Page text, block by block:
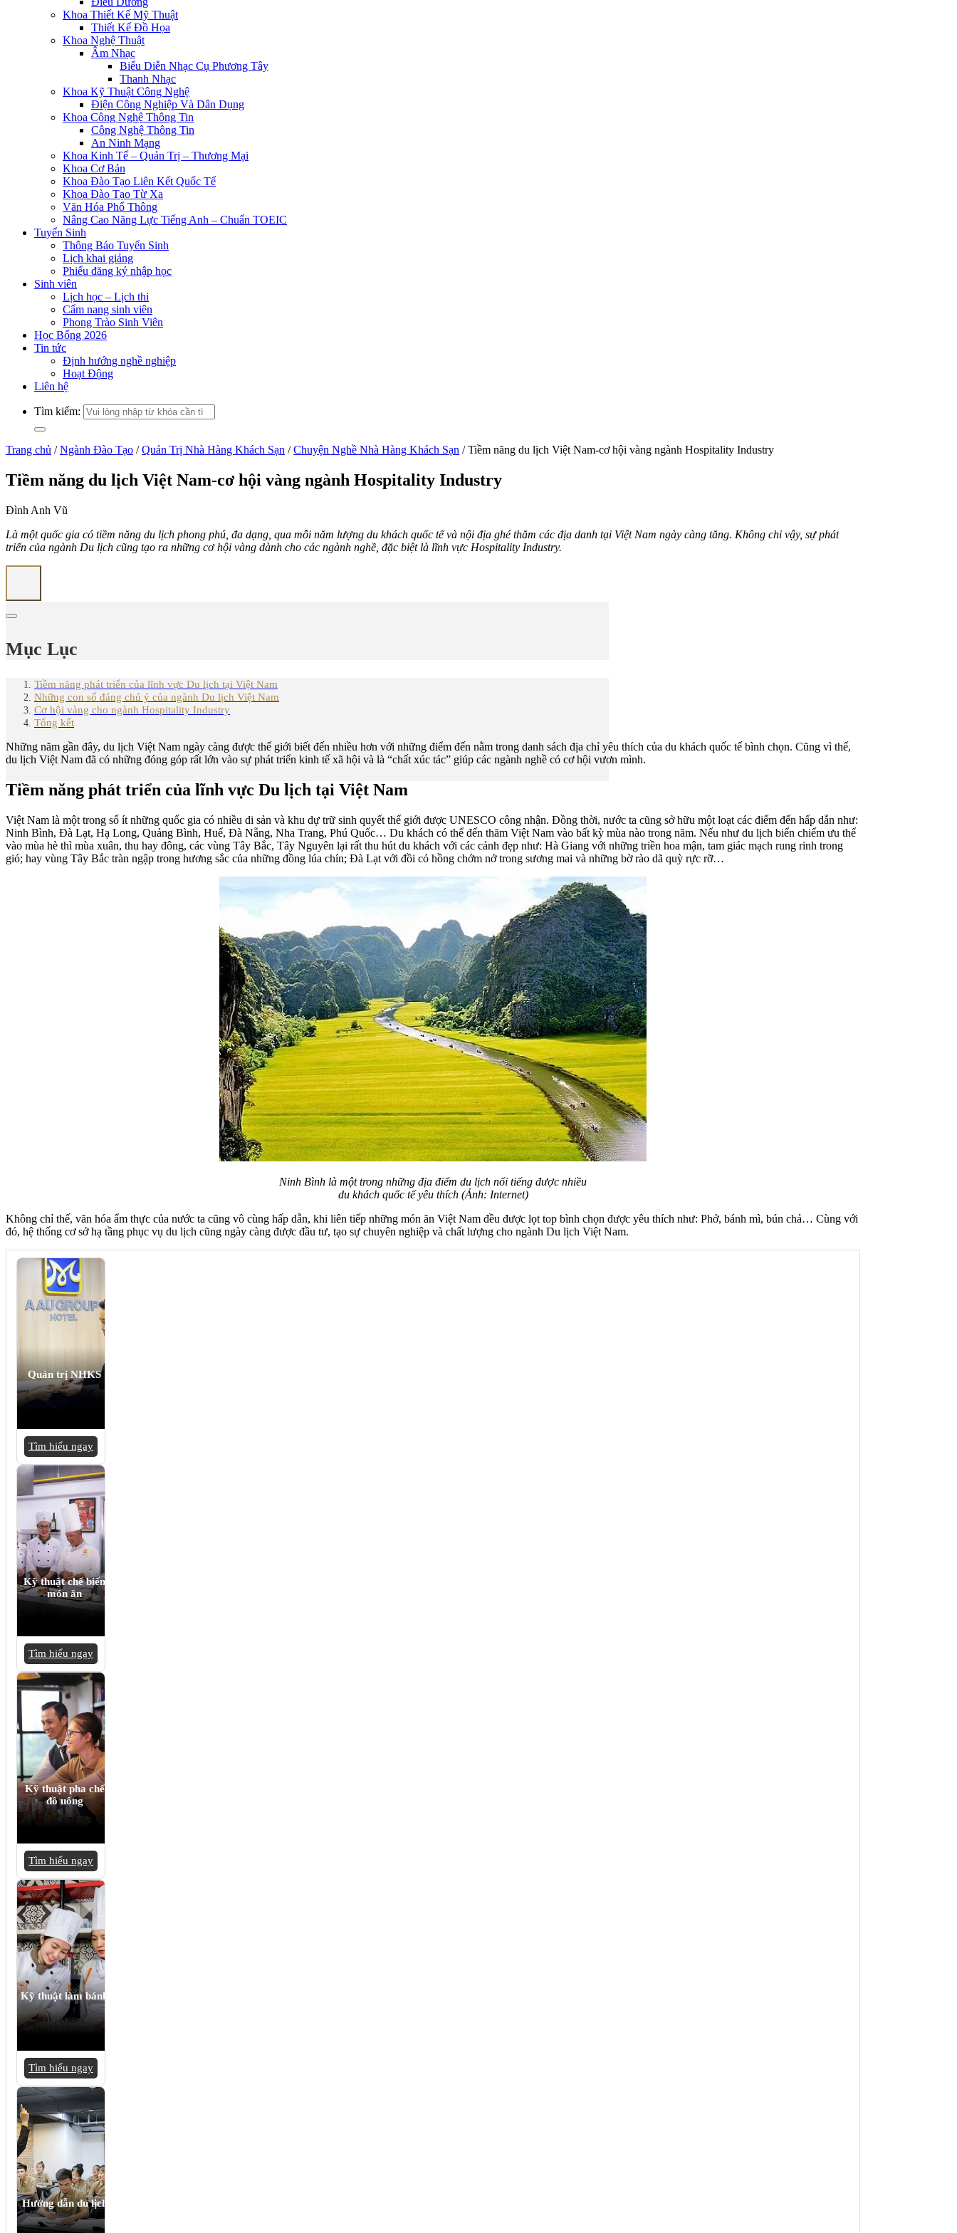
Khoa Thiết Kế Mỹ Thuật
Thiết Kế Đồ Họa
Khoa Nghệ Thuật
Âm Nhạc
Biểu Diễn Nhạc Cụ Phương Tây
Thanh Nhạc
Khoa Kỹ Thuật Công Nghệ
Điện Công Nghiệp Và Dân Dụng
Khoa Công Nghệ Thông Tin
Công Nghệ Thông Tin
An Ninh Mạng
Khoa Kinh Tế – Quản Trị – Thương Mại
Khoa Cơ Bản
Khoa Đào Tạo Liên Kết Quốc Tế
Khoa Đào Tạo Từ Xa
Văn Hóa Phổ Thông
Nâng Cao Năng Lực Tiếng Anh – Chuẩn TOEIC
Tuyển Sinh
Thông Báo Tuyển Sinh
Lịch khai giảng
Phiếu đăng ký nhập học
Sinh viên
Lịch học – Lịch thi
Cẩm nang sinh viên
Phong Trào Sinh Viên
Học Bổng 2026
Tin tức
Định hướng nghề nghiệp
Hoạt Động
Liên hệ
Tìm kiếm:
Trang chủ / Ngành Đào Tạo / Quản Trị Nhà Hàng Khách Sạn / Chuyện Nghề Nhà Hàng Khách Sạn / Tiềm năng du lịch Việt Nam-cơ hội vàng ngành Hospitality Industry
Tiềm năng du lịch Việt Nam-cơ hội vàng ngành Hospitality Industry
Đình Anh Vũ
Là một quốc gia có tiềm năng du lịch phong phú, đa dạng, qua mỗi năm lượng du khách quốc tế và nội địa ghé thăm các địa danh tại Việt Nam ngày càng tăng. Không chỉ vậy, sự phát
triển của ngành Du lịch cũng tạo ra những cơ hội vàng dành cho các ngành nghề, đặc biệt là lĩnh vực Hospitality Industry.
Mục Lục
Tiềm năng phát triển của lĩnh vực Du lịch tại Việt Nam
Những con số đáng chú ý của ngành Du lịch Việt Nam
Cơ hội vàng cho ngành Hospitality Industry
Tổng kết
Những năm gần đây, du lịch Việt Nam ngày càng được thế giới biết đến nhiều hơn với những điểm đến nằm trong danh sách địa chỉ yêu thích của du khách quốc tế bình chọn. Cũng vì thế,
du lịch Việt Nam đã có những đóng góp rất lớn vào sự phát triển kinh tế xã hội và là “chất xúc tác” giúp các ngành nghề có cơ hội vươn mình.
Tiềm năng phát triển của lĩnh vực Du lịch tại Việt Nam
Việt Nam là một trong số ít những quốc gia có nhiều di sản và khu dự trữ sinh quyết thế giới được UNESCO công nhận. Đồng thời, nước ta cũng sở hữu một loạt các điểm đến hấp dẫn như:
Ninh Bình, Đà Lạt, Hạ Long, Quảng Bình, Huế, Đà Nẵng, Nha Trang, Phú Quốc… Du khách có thể đến thăm Việt Nam vào bất kỳ mùa nào trong năm. Nếu như du lịch biển chiếm ưu thế
vào mùa hè thì mùa xuân, thu hay đông, các vùng Tây Bắc, Tây Nguyên lại rất thu hút du khách với các cảnh đẹp như: Hà Giang với những triền hoa mận, tam giác mạch rung rinh trong
gió; hay vùng Tây Bắc tràn ngập trong hương sắc của những đồng lúa chín; Đà Lạt với đồi cỏ hồng chớm nở trong sương mai và những bờ rào dã quỳ rực rỡ…
Ninh Bình là một trong những địa điểm du lịch nổi tiếng được nhiều
du khách quốc tế yêu thích (Ảnh: Internet)
Không chỉ thế, văn hóa ẩm thực của nước ta cũng vô cùng hấp dẫn, khi liên tiếp những món ăn Việt Nam đều được lọt top bình chọn được yêu thích như: Phở, bánh mì, bún chả… Cùng với
đó, hệ thống cơ sở hạ tầng phục vụ du lịch cũng ngày càng được đầu tư, tạo sự chuyên nghiệp và chất lượng cho ngành Du lịch Việt Nam.
Quản trị NHKS
Tìm hiểu ngay
Kỹ thuật chế biến
món ăn
Tìm hiểu ngay
Kỹ thuật pha chế
đồ uống
Tìm hiểu ngay
Kỹ thuật làm bánh
Tìm hiểu ngay
Hướng dẫn du lịch